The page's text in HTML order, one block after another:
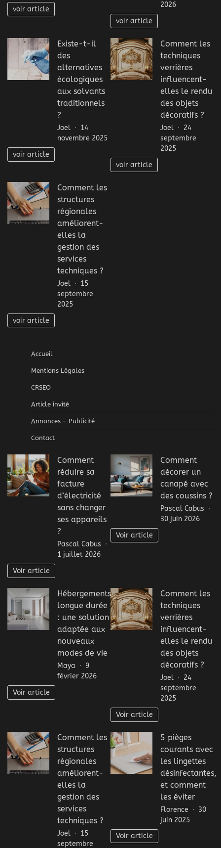
voir article
2026
voir article
Existe-t-il
des
alternatives
écologiques
aux solvants
traditionnels
?
Joel
14
novembre 2025
voir article
Comment les
techniques
verrières
influencent-
elles le rendu
des objets
décoratifs ?
Joel
24
septembre
2025
voir article
Comment les
structures
régionales
améliorent-
elles la
gestion des
services
techniques ?
Joel
15
septembre
2025
voir article
Accueil
Mentions Légales
CRSEO
Article invité
Annonces – Publicité
Contact
Comment
réduire sa
facture
d’électricité
sans changer
ses appareils
?
Pascal Cabus
1 juillet 2026
Voir article
Comment
décorer un
canapé avec
des coussins ?
Pascal Cabus
30 juin 2026
Voir article
Hébergements
longue durée
: une solution
adaptée aux
nouveaux
modes de vie
Maya
9
février 2026
Voir article
Comment les
techniques
verrières
influencent-
elles le rendu
des objets
décoratifs ?
Joel
24
septembre
2025
Voir article
Comment les
structures
régionales
améliorent-
elles la
gestion des
services
techniques ?
Joel
15
septembre
5 pièges
courants avec
les lingettes
désinfectantes,
et comment
les éviter
Florence
30
juin 2025
Voir article